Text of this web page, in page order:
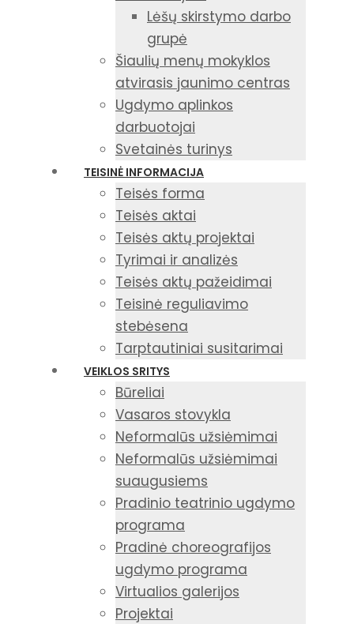
Lėšų skirstymo darbo
grupė
Šiaulių menų mokyklos
atvirasis jaunimo centras
Ugdymo aplinkos
darbuotojai
Svetainės turinys
TEISINĖ INFORMACIJA
Teisės forma
Teisės aktai
Teisės aktų projektai
Tyrimai ir analizės
Teisės aktų pažeidimai
Teisinė reguliavimo
stebėsena
Tarptautiniai susitarimai
VEIKLOS SRITYS
Būreliai
Vasaros stovykla
Neformalūs užsiėmimai
Neformalūs užsiėmimai
suaugusiems
Pradinio teatrinio ugdymo
programa
Pradinė choreografijos
ugdymo programa
Virtualios galerijos
Projektai